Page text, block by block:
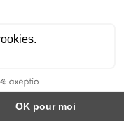
le cadre d'un mode de vie sain et
varié et équilibré.